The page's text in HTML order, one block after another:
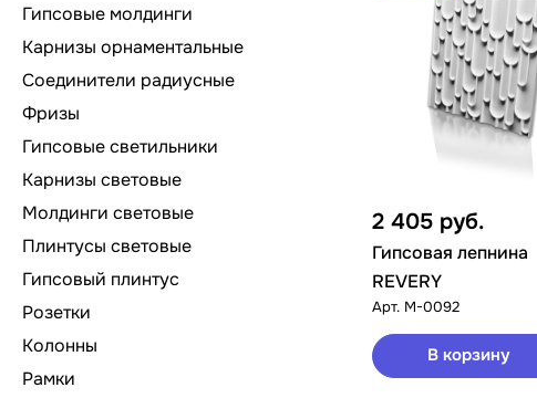
2 405 руб.
Гипсовая лепнина
REVERY
Арт. M-0092
В корзину
Гипсовые молдинги
Карнизы орнаментальные
Соединители радиусные
Фризы
Гипсовые светильники
Карнизы световые
Молдинги световые
Плинтусы световые
Гипсовый плинтус
Розетки
Колонны
Рамки